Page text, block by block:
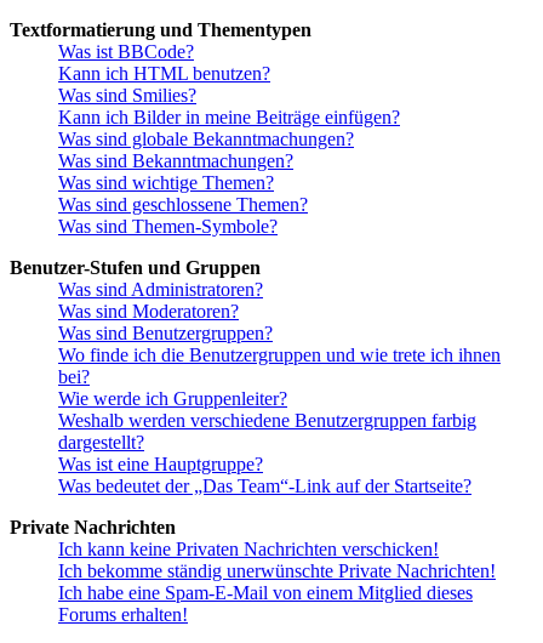
Textformatierung und Thementypen
Was ist BBCode?
Kann ich HTML benutzen?
Was sind Smilies?
Kann ich Bilder in meine Beiträge einfügen?
Was sind globale Bekanntmachungen?
Was sind Bekanntmachungen?
Was sind wichtige Themen?
Was sind geschlossene Themen?
Was sind Themen-Symbole?
Benutzer-Stufen und Gruppen
Was sind Administratoren?
Was sind Moderatoren?
Was sind Benutzergruppen?
Wo finde ich die Benutzergruppen und wie trete ich ihnen
bei?
Wie werde ich Gruppenleiter?
Weshalb werden verschiedene Benutzergruppen farbig
dargestellt?
Was ist eine Hauptgruppe?
Was bedeutet der „Das Team“-Link auf der Startseite?
Private Nachrichten
Ich kann keine Privaten Nachrichten verschicken!
Ich bekomme ständig unerwünschte Private Nachrichten!
Ich habe eine Spam-E-Mail von einem Mitglied dieses
Forums erhalten!